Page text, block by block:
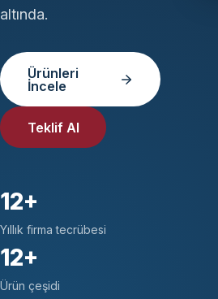
altında.
Ürünleri
İncele
Teklif Al
12+
Yıllık firma tecrübesi
12+
Ürün çeşidi